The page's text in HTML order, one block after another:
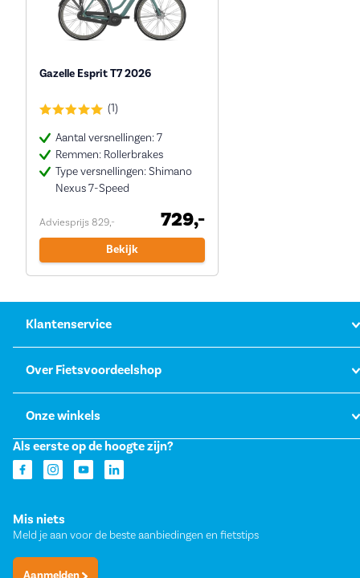
Gazelle Esprit T7 2026
(1)
Aantal versnellingen: 7
Remmen: Rollerbrakes
Type versnellingen: Shimano
Nexus 7-Speed
Adviesprijs 829,- 729,-
Bekijk
Klantenservice
Over Fietsvoordeelshop
Onze winkels
Als eerste op de hoogte zijn?
Mis niets
Meld je aan voor de beste aanbiedingen en fietstips